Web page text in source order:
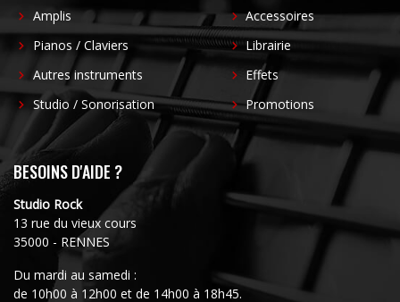
Amplis
Pianos / Claviers
Autres instruments
Studio / Sonorisation
Accessoires
Librairie
Effets
Promotions
BESOINS D'AIDE ?
Studio Rock
13 rue du vieux cours
35000 - RENNES
Du mardi au samedi :
de 10h00 à 12h00 et de 14h00 à 18h45.